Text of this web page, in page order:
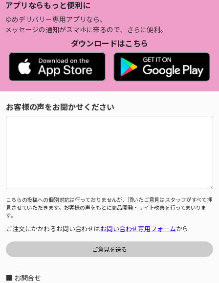
アプリならもっと便利に
ゆめデリバリー専用アプリなら、
メッセージの通知がスマホに来るので、さらに便利。
ダウンロードはこちら
お客様の声をお聞かせください
こちらの投稿への個別対応は行っておりませんが、頂いたご意見はスタッフがすべて拝
見させていただきます。お客様の声をもとに商品開発・サイト改善を行ってまいりま
す。
ご注文にかかわるお問い合わせはお問い合わせ専用フォームから
■ お問合せ